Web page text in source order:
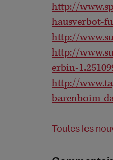
http://
hausverbot-
http://
http://
erbin-
http://
barenboim-
Toutes les